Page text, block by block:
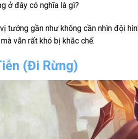
ở đây có nghĩa là gì?
tướng gần như không cần nhìn đội
vẫn rất khó bị khắc chế.
(Đi Rừng)